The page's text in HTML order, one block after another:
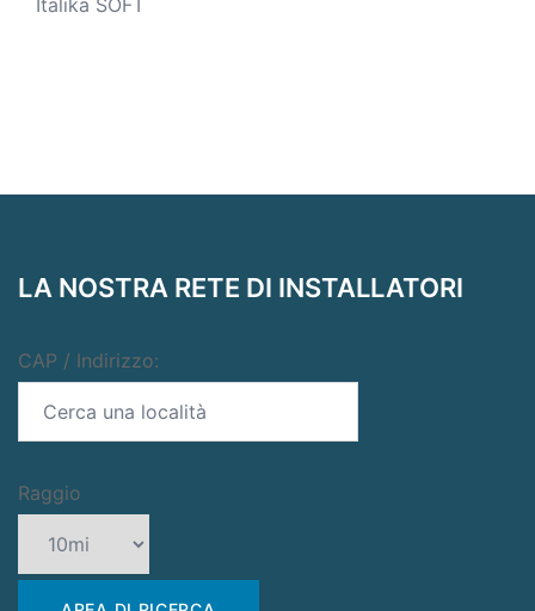
LA NOSTRA RETE DI INSTALLATORI
CAP / Indirizzo:
Raggio